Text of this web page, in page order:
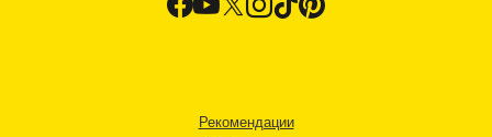
Рекомендации